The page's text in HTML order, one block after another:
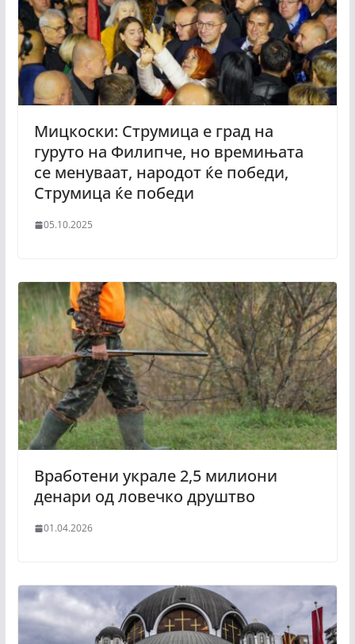
Мицкоски: Струмица е град на
гуруто на Филипче, но времињата
се менуваат, народот ќе победи,
Струмица ќе победи
05.10.2025
Вработени украле 2,5 милиони
денари од ловечко друштво
01.04.2026